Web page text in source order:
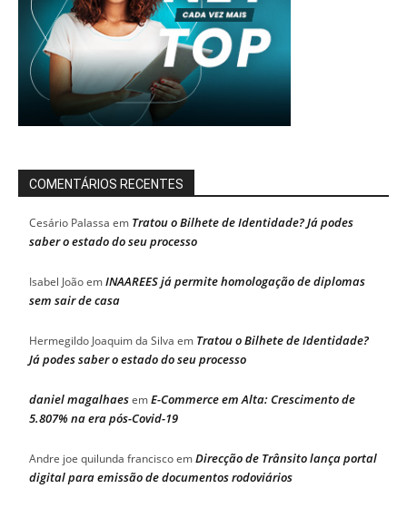
COMENTÁRIOS RECENTES
Cesário Palassa em Tratou o Bilhete de Identidade? Já podes
saber o estado do seu processo
Isabel JoãoemINAAREES já permite homologação de diplomas
sem sair de casa
Hermegildo Joaquim da Silva em Tratou o Bilhete de Identidade?
Já podes saber o estado do seu processo
daniel magalhaesemE-Commerce em Alta: Crescimento de
5.807% na era pós-Covid-19
Andre joe quilunda franciscoemDirecção de Trânsito lança portal
digital para emissão de documentos rodoviários